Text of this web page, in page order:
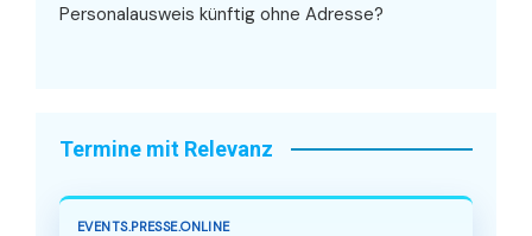
Personalausweis künftig ohne Adresse?
Termine mit Relevanz
EVENTS.PRESSE.ONLINE